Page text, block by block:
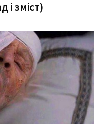
і зміст)